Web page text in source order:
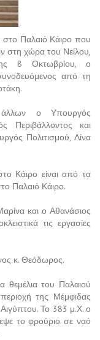
στο Παλαιό Κάιρο που
στη χώρα του Νείλου,
8 Οκτωβρίου, ο
από τη
άλλων ο Υπουργός
Περιβάλλοντος και
Πολιτισμού, Λίνα
Κάιρο είναι από τα
Παλαιό Κάιρο.
και ο Αθανάσιος
τις εργασίες
κ. Θεόδωρος.
θεμέλια του Παλαιού
της Μέμφιδας
Το 383 μ.Χ. ο
το φρούριο σε ναό